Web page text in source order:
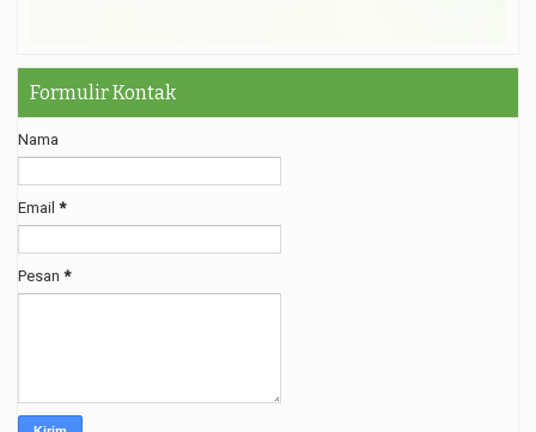
Formulir Kontak
Nama
Email *
Pesan *